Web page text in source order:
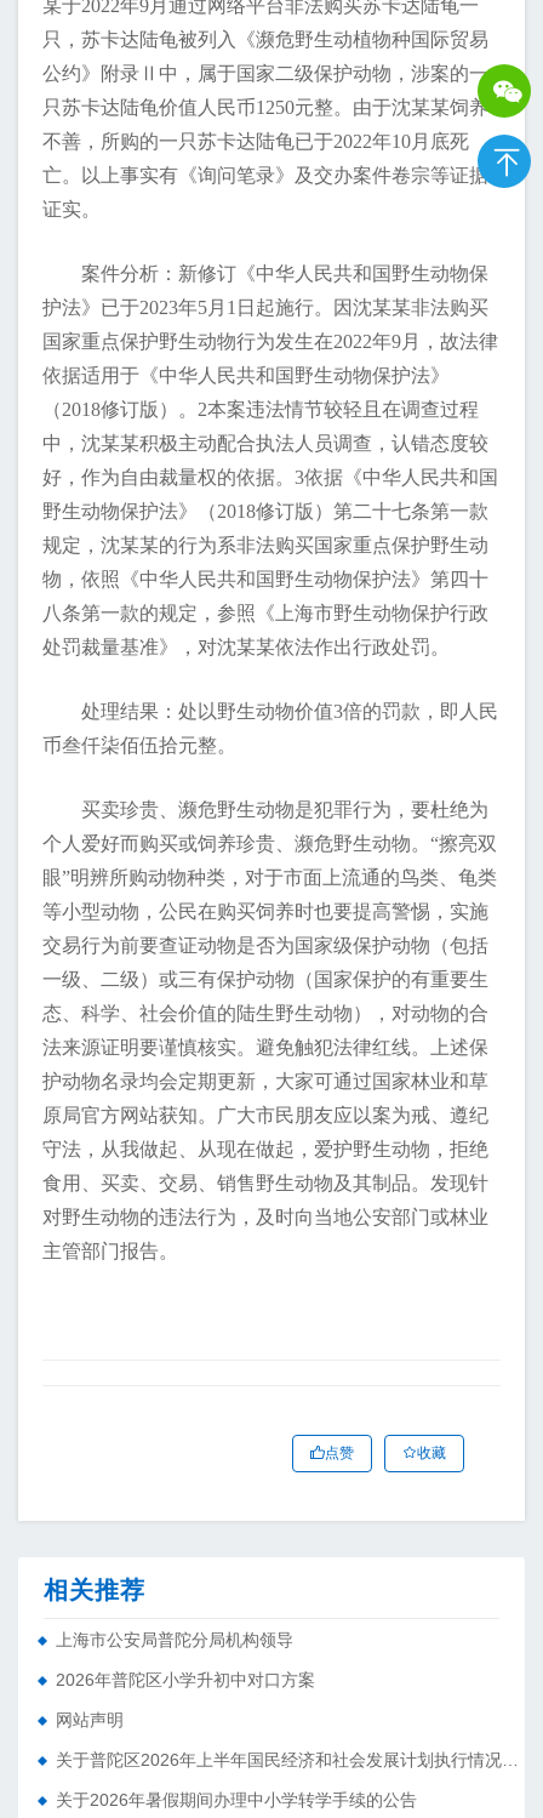
某于2022年9月通过网络平台非法购买苏卡达陆龟一
只，苏卡达陆龟被列入《濒危野生动植物种国际贸易
公约》附录Ⅱ中，属于国家二级保护动物，涉案的一
只苏卡达陆龟价值人民币1250元整。由于沈某某饲养
不善，所购的一只苏卡达陆龟已于2022年10月底死
亡。以上事实有《询问笔录》及交办案件卷宗等证据
证实。
案件分析：新修订《中华人民共和国野生动物保
护法》已于2023年5月1日起施行。因沈某某非法购买
国家重点保护野生动物行为发生在2022年9月，故法律
依据适用于《中华人民共和国野生动物保护法》
（2018修订版）。2本案违法情节较轻且在调查过程
中，沈某某积极主动配合执法人员调查，认错态度较
好，作为自由裁量权的依据。3依据《中华人民共和国
野生动物保护法》（2018修订版）第二十七条第一款
规定，沈某某的行为系非法购买国家重点保护野生动
物，依照《中华人民共和国野生动物保护法》第四十
八条第一款的规定，参照《上海市野生动物保护行政
处罚裁量基准》，对沈某某依法作出行政处罚。
处理结果：处以野生动物价值3倍的罚款，即人民
币叁仟柒佰伍拾元整。
买卖珍贵、濒危野生动物是犯罪行为，要杜绝为
个人爱好而购买或饲养珍贵、濒危野生动物。“擦亮双
眼”明辨所购动物种类，对于市面上流通的鸟类、龟类
等小型动物，公民在购买饲养时也要提高警惕，实施
交易行为前要查证动物是否为国家级保护动物（包括
一级、二级）或三有保护动物（国家保护的有重要生
态、科学、社会价值的陆生野生动物），对动物的合
法来源证明要谨慎核实。避免触犯法律红线。上述保
护动物名录均会定期更新，大家可通过国家林业和草
原局官方网站获知。广大市民朋友应以案为戒、遵纪
守法，从我做起、从现在做起，爱护野生动物，拒绝
食用、买卖、交易、销售野生动物及其制品。发现针
对野生动物的违法行为，及时向当地公安部门或林业
主管部门报告。
点赞 收藏
相关推荐
上海市公安局普陀分局机构领导
2026年普陀区小学升初中对口方案
网站声明
关于2026年暑假期间办理中小学转学手续的公告